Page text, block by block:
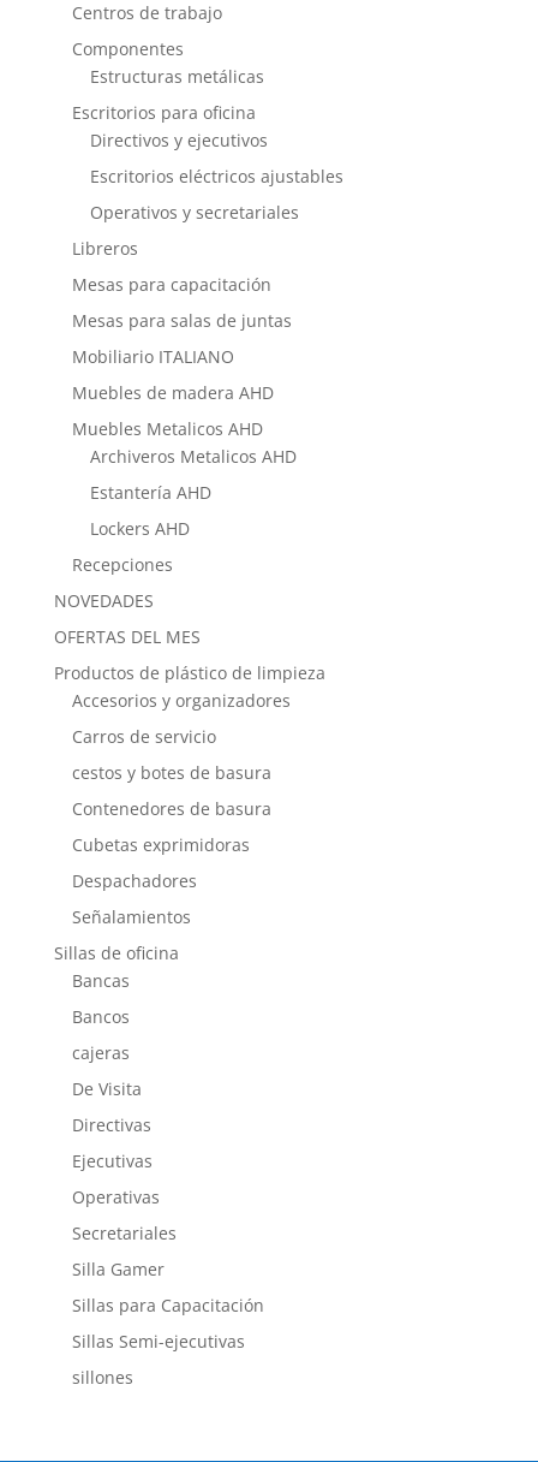
Centros de trabajo
Componentes
Estructuras metálicas
Escritorios para oficina
Directivos y ejecutivos
Escritorios eléctricos ajustables
Operativos y secretariales
Libreros
Mesas para capacitación
Mesas para salas de juntas
Mobiliario ITALIANO
Muebles de madera AHD
Muebles Metalicos AHD
Archiveros Metalicos AHD
Estantería AHD
Lockers AHD
Recepciones
NOVEDADES
OFERTAS DEL MES
Productos de plástico de limpieza
Accesorios y organizadores
Carros de servicio
cestos y botes de basura
Contenedores de basura
Cubetas exprimidoras
Despachadores
Señalamientos
Sillas de oficina
Bancas
Bancos
cajeras
De Visita
Directivas
Ejecutivas
Operativas
Secretariales
Silla Gamer
Sillas para Capacitación
Sillas Semi-ejecutivas
sillones